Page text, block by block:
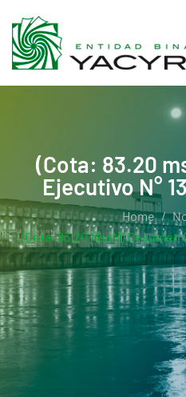
(Cota: 83.20
Ejecutivo N°
Home
(Cota: 83.20 MsnM) Resumen